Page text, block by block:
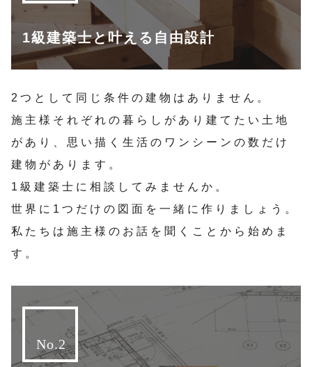
1級建築士と叶える自由設計
2つとして同じ条件の建物はありません。
施主様それぞれの暮らしがあり建てたい土地
があり、思い描く生活のワンシーンの数だけ
建物があります。
1級建築士に相談してみませんか。
世界に1つだけの図面を一緒に作りましょう。
私たちは施主様のお話を聞くことから始めま
す。